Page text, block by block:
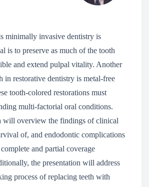
minimally invasive dentistry is
is to preserve as much of the tooth
and extend pulpal vitality. Another
in restorative dentistry is metal-free
tooth-colored restorations must
multi-factorial oral conditions.
will overview the findings of clinical
of, and endodontic complications
and partial coverage
the presentation will address
process of replacing teeth with